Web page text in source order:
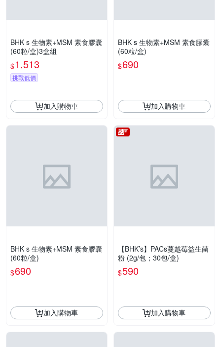
BHK s 生物素+MSM 素食膠囊
(60粒/盒)3盒組
$1,513
挑戰低價
加入購物車
BHK s 生物素+MSM 素食膠囊
(60粒/盒)
$690
加入購物車
BHK s 生物素+MSM 素食膠囊
(60粒/盒)
$690
加入購物車
【BHK’s】PACs蔓越莓益生菌
粉 (2g/包；30包/盒)
$590
加入購物車